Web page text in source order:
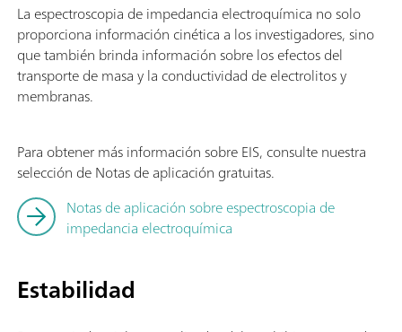
La espectroscopia de impedancia electroquímica no solo
proporciona información cinética a los investigadores, sino
que también brinda información sobre los efectos del
transporte de masa y la conductividad de electrolitos y
membranas.
Para obtener más información sobre EIS, consulte nuestra
selección de Notas de aplicación gratuitas.
Notas de aplicación sobre espectroscopia de
impedancia electroquímica
Estabilidad